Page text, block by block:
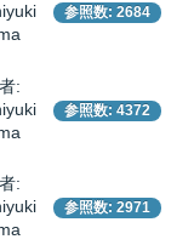
参照数: 2684
:
参照数: 4372
:
参照数: 2971